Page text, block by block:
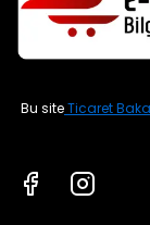
Bu siteTicaret